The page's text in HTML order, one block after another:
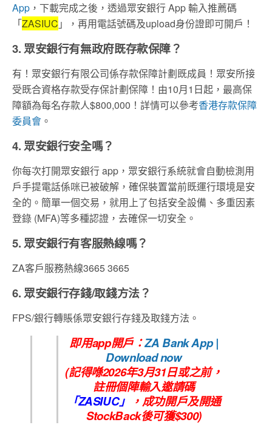
App ，下載完成之後，透過眾安銀行 App 輸入推薦碼
「ZASIUC 」，再用電話號碼及upload身份證即可開戶！
3. 眾安銀行有無政府既存款保障？
有！眾安銀行有限公司係存款保障計劃既成員！ 眾安所接
受既合資格存款受存保計劃保障！由10月1日起， 最高保
障額為每名存款人$800,000！詳情可以參考香港存款保障
委員會 。
4. 眾安銀行安全嗎？
你每次打開眾安銀行 app，眾安銀行系統就會自動檢測用
戶手提電話係咪已被破解，確保裝置當前既運行環境是安
全的。簡單一個交易，就用上了包括安全設備、多重因素
登錄 (MFA)等多種認證，去確保一切安全。
5. 眾安銀行有客服熱線嗎？
ZA客戶服務熱線3665 3665
6. 眾安銀行存錢/取錢方法？
FPS/銀行轉賬係眾安銀行存錢及取錢方法。
即用app開戶：ZA Bank App |
Download now
(記得喺2026年3月31日或之前，
註冊個陣輸入邀請碼
「ZASIUC」 ，成功開戶及開通
StockBack後可獲$300)